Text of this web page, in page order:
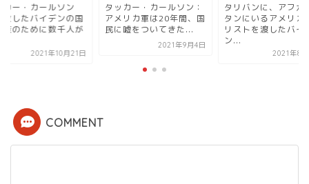
ー・カールソン：
リカ軍は20年間、国
嘘をついてきた...
タリバンに、アフガニス
タンにいるアメリカ人の
リストを渡したバイデ
タッカー・カールソ
「失敗したバイデン
境政策のために数千
死...
2021年10
COMMENT